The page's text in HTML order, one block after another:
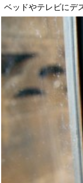
ベッドやテレビにデ